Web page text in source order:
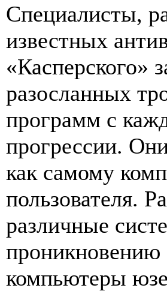
Специалисты,
известных
«Касперского»
разосланных
программ с
прогрессии.
как самому
пользователя.
различные
проникновению
компьютеры